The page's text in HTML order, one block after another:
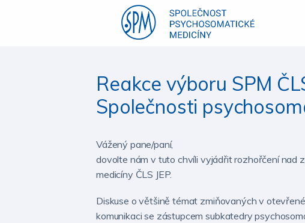
Reakce výboru SPM
Společnosti
Vážený pane/paní,
dovolte nám v tuto chvíli vyjádřit rozhořčení nad
medicíny ČLS JEP.
Diskuse o většině témat zmiňovaných v
komunikaci se zástupcem subkatedry